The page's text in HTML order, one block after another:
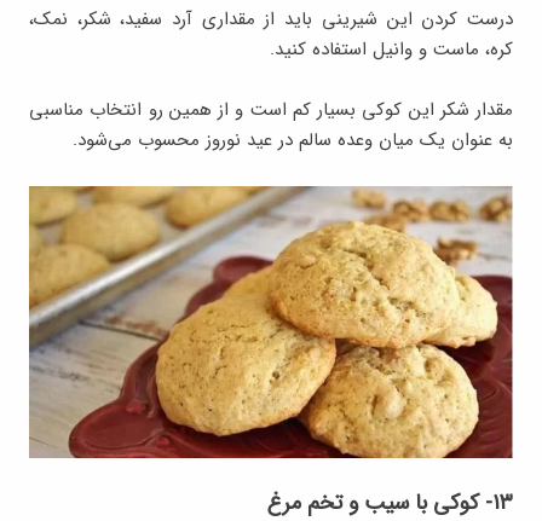
درست کردن این شیرینی باید از مقداری آرد سفید، شکر، نمک،
کره، ماست و وانیل استفاده کنید.
مقدار شکر این کوکی بسیار کم است و از همین رو انتخاب مناسبی
به عنوان یک میان وعده سالم در عید نوروز محسوب می‌شود.
۱۳- کوکی با سیب و تخم مرغ